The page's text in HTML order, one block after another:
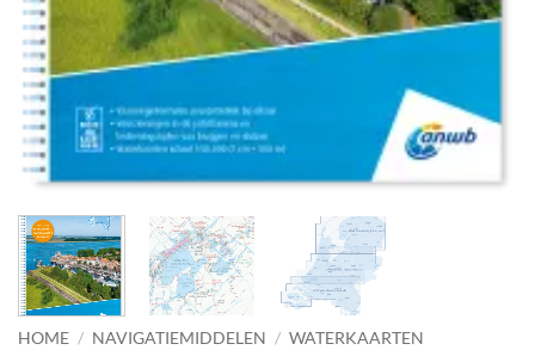
HOME / NAVIGATIEMIDDELEN / WATERKAARTEN